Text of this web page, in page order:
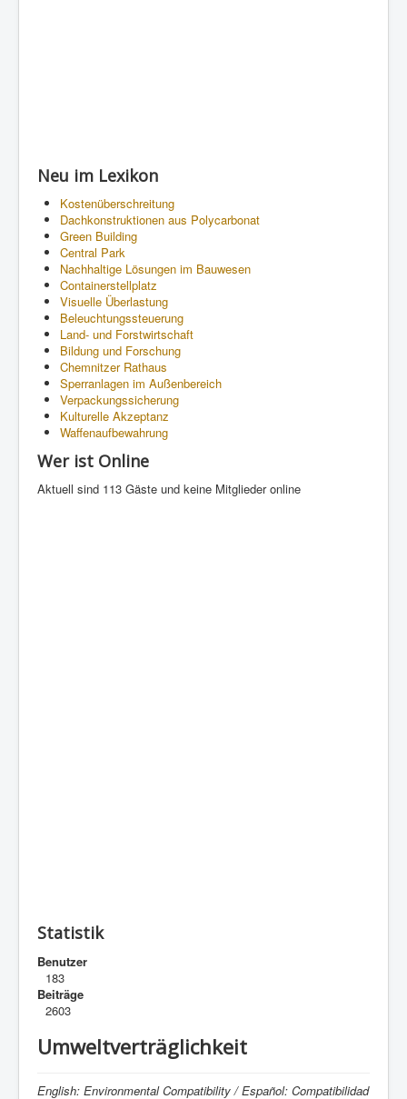
Neu im Lexikon
Kostenüberschreitung
Dachkonstruktionen aus Polycarbonat
Green Building
Central Park
Nachhaltige Lösungen im Bauwesen
Containerstellplatz
Visuelle Überlastung
Beleuchtungssteuerung
Land- und Forstwirtschaft
Bildung und Forschung
Chemnitzer Rathaus
Sperranlagen im Außenbereich
Verpackungssicherung
Kulturelle Akzeptanz
Waffenaufbewahrung
Wer ist Online
Aktuell sind 113 Gäste und keine Mitglieder online
Statistik
Benutzer
183
Beiträge
2603
Umweltverträglichkeit
English: Environmental Compatibility / Español: Compatibilidad